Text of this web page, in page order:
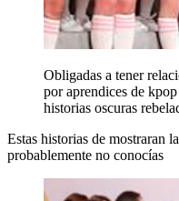
Obligadas a tener
por aprendices de kpop
historias oscuras
Estas historias de mostraran
probablemente no conocías